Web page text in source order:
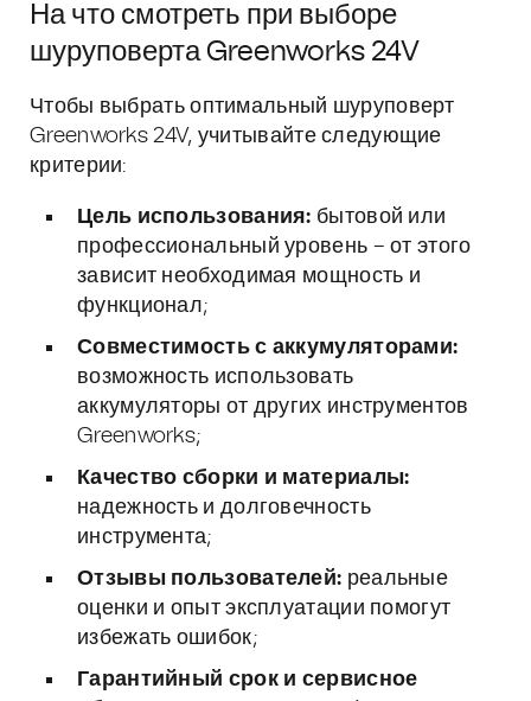
На что смотреть при выборе
шуруповерта Greenworks 24V
Чтобы выбрать оптимальный шуруповерт
Greenworks 24V, учитывайте следующие
критерии:
Цель использования: бытовой или
профессиональный уровень – от этого
зависит необходимая мощность и
функционал;
Совместимость с аккумуляторами:
возможность использовать
аккумуляторы от других инструментов
Greenworks;
Качество сборки и материалы:
надежность и долговечность
инструмента;
Отзывы пользователей: реальные
оценки и опыт эксплуатации помогут
избежать ошибок;
Гарантийный срок и сервисное